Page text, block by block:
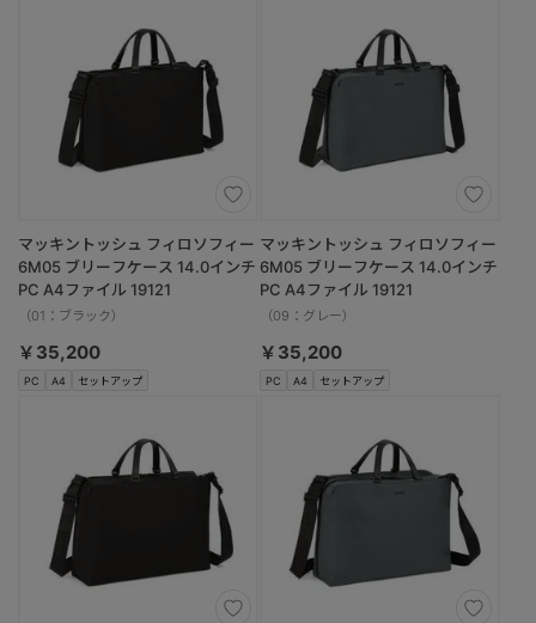
PC A4 セットアップ
マッキントッシュ フィロソフィー
6M05 ブリーフケース 14.0インチ
PC A4ファイル 19121
（01：ブラック）
￥35,200
PC A4 セットアップ
マッキントッシュ フィロソフィー
6M05 ブリーフケース 14.0インチ
PC A4ファイル 19121
（09：グレー）
￥35,200